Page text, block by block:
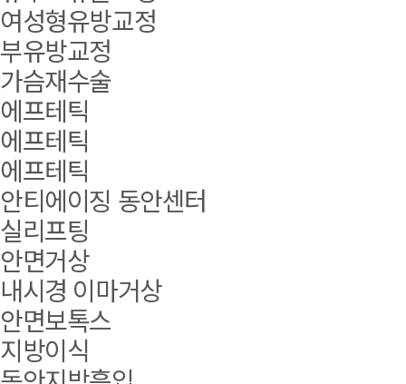
여성형유방교정
부유방교정
가슴재수술
에프테틱
에프테틱
에프테틱
안티에이징 동안센터
실리프팅
안면거상
내시경 이마거상
안면보톡스
지방이식